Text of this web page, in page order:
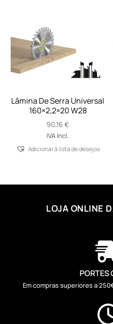
Lâmina De Serra Universal
160×2,2×20 W28
90,16€
IVA Incl.
Adicionar á lista de desejos
LOJA ONLINE
PORTES
Em compras superiores a